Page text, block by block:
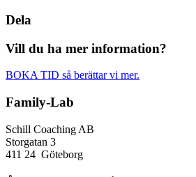
Dela
Vill du ha mer information?
BOKA TID så berättar vi mer.
Family-Lab
Schill Coaching AB
Storgatan 3
411 24 Göteborg